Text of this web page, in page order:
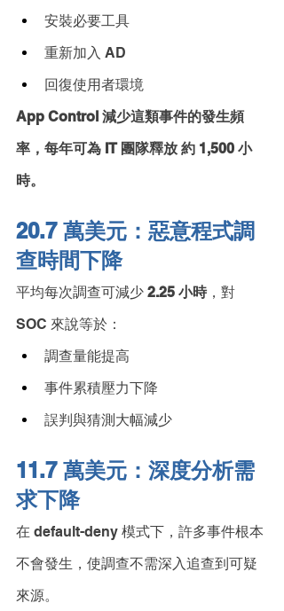
安裝必要工具
重新加入 AD
回復使用者環境
App Control 減少這類事件的發生頻
率，每年可為 IT 團隊釋放 約 1,500 小
時。
20.7 萬美元：惡意程式調
查時間下降
平均每次調查可減少 2.25 小時，對
SOC 來說等於：
調查量能提高
事件累積壓力下降
誤判與猜測大幅減少
11.7 萬美元：深度分析需
求下降
在 default-deny 模式下，許多事件根本
不會發生，使調查不需深入追查到可疑
來源。